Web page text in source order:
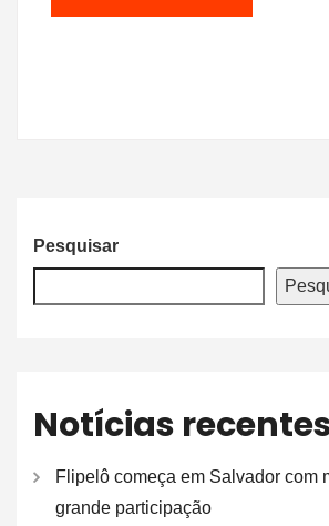
Pesquisar
Notícias
Flipelô começa em Salvador com
grande participação